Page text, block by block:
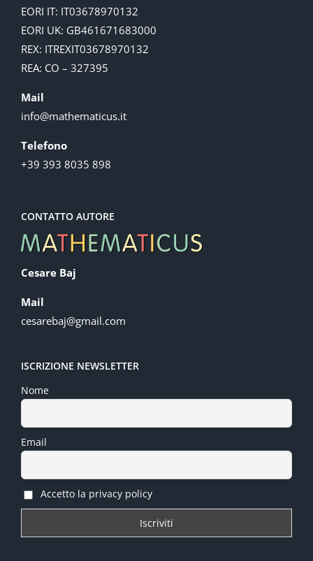
EORI IT: IT03678970132
EORI UK: GB461671683000
REX: ITREXIT03678970132
REA: CO – 327395
Mail
info@mathematicus.it
Telefono
+39 393 8035 898
CONTATTO AUTORE
Cesare Baj
Mail
cesarebaj@gmail.com
ISCRIZIONE NEWSLETTER
Nome
Email
Accetto la privacy policy